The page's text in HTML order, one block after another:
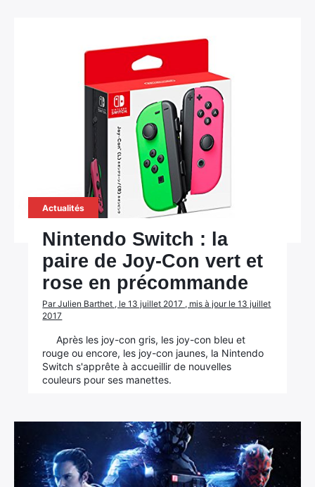
Actualités
Nintendo Switch : la
paire de Joy-Con vert et
rose en précommande
Par Julien Barthet , le 13 juillet 2017 , mis à jour le 13 juillet
2017
Après les joy-con gris, les joy-con bleu et
rouge ou encore, les joy-con jaunes, la Nintendo
Switch s'apprête à accueillir de nouvelles
couleurs pour ses manettes.